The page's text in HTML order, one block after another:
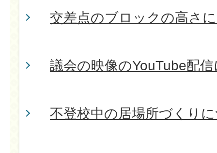
交差点のブロックの高さ
議会の映像のYouTube配
不登校中の居場所づくり